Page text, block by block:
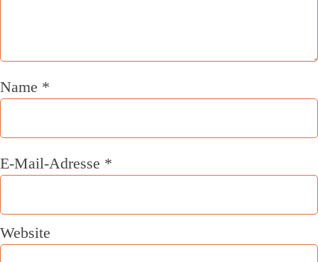
Name *
E-Mail-Adresse *
Website